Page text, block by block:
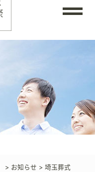
> お知らせ > 埼玉葬式